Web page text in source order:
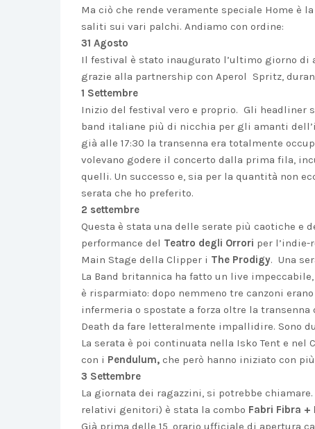
Ma ciò che rende veramente speciale Home è
saliti sui vari palchi. Andiamo con ordine:
31 Agosto
Il festival è stato inaugurato l’ultimo giorno di
grazie alla partnership con Aperol Spritz,
1 Settembre
Inizio del festival vero e proprio. Gli headliner
band italiane più di nicchia per gli amanti
già alle 17:30 la transenna era totalmente
volevano godere il concerto dalla prima fila,
quelli. Un successo e, sia per la quantità non
serata che ho preferito.
2 settembre
Questa è stata una delle serate più caotiche e
performance del Teatro degli Orrori per l’indie-
Main Stage della Clipper i The Prodigy. Una
La Band britannica ha fatto un live
è risparmiato: dopo nemmeno tre canzoni
infermeria o spostate a forza oltre la
Death da fare letteralmente impallidire. Sono
La serata è poi continuata nella Isko Tent e nel
con i Pendulum, che però hanno iniziato con
3 Settembre
La giornata dei ragazzini, si potrebbe
relativi genitori) è stata la combo Fabri Fibra +
Già prima delle 15, orario ufficiale di apertura